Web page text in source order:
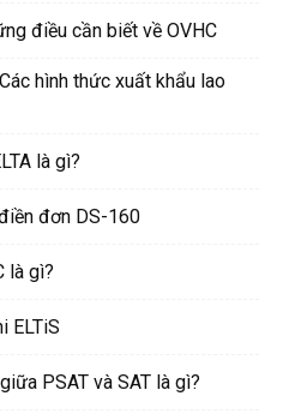
điều cần biết về OVHC
hình thức xuất khẩu lao
là gì?
đơn DS-160
là gì?
ELTiS
PSAT và SAT là gì?